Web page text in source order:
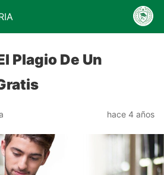
Plagio De Un
hace 4 años